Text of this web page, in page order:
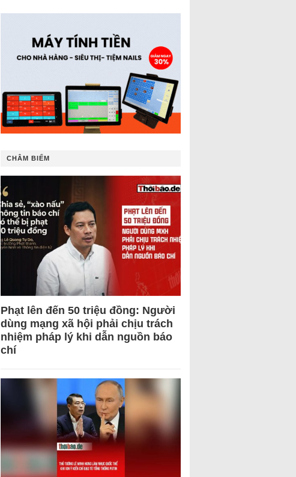
CHÂM BIẾM
Phạt lên đến 50 triệu đồng: Người
dùng mạng xã hội phải chịu trách
nhiệm pháp lý khi dẫn nguồn báo
chí